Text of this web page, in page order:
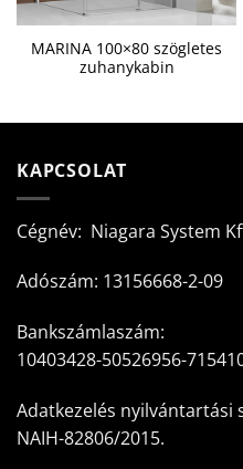
MARINA 100×80 szögletes
zuhanykabin
KAPCSOLAT
Cégnév: Niagara System
Adószám: 13156668-2-09
Bankszámlaszám:
10403428-50526956-
Adatkezelés nyilvántartási
NAIH-82806/2015.